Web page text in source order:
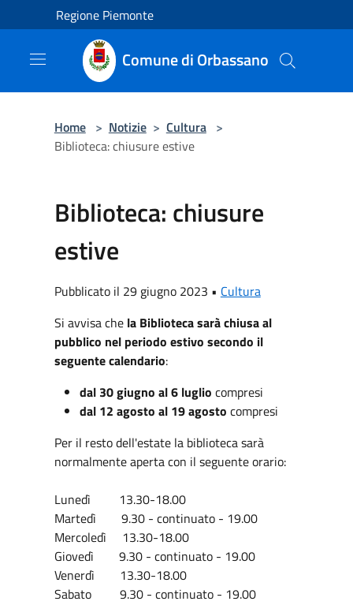
Salta al contenuto principale
Regione Piemonte
Comune di Orbassano
Home > Notizie > Cultura >
Biblioteca: chiusure estive
Biblioteca: chiusure
estive
Pubblicato il 29 giugno 2023 • Cultura
Si avvisa chela Biblioteca sarà chiusa al
pubblico nel periodo estivo secondo il
seguente calendario:
dal 30 giugno al 6 luglio compresi
dal 12 agosto al 19 agosto compresi
Per il resto dell'estate la biblioteca sarà
normalmente aperta con il seguente orario:
Lunedì 13.30-18.00
Martedì 9.30 - continuato - 19.00
Mercoledì 13.30-18.00
Giovedì 9.30 - continuato - 19.00
Venerdì 13.30-18.00
Sabato 9.30 - continuato - 19.00